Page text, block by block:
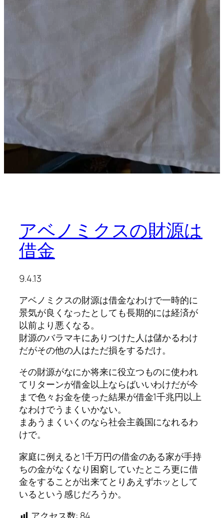
アベノミクスの財源は
借金
9.4.13
アベノミクスの財源は借金なわけで一時的に
景気が良くなったとしても長期的には経済が
以前より悪くなる。
財源のバラマキにありつけた人は儲かるわけ
だがその他の人はただ損をするだけ。
その財源がなにか将来に役立つものに使われ
てリターンが借金以上ならばいいわけだが今
まで色々お金を使った結果が借金1千兆円以上
なわけでうまくいかない。
まあうまくいくのなら社会主義国になれるわ
けで。
家庭に例えると1千万円の借金のある家が手持
ちの金がなくなり困窮していたところ更に借
金をすることが出来てとりあえずホッとして
いるという感じだろうか。